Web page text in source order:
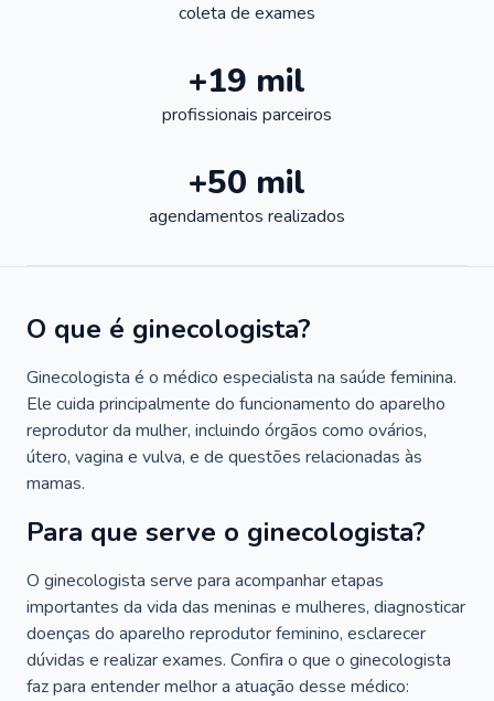
coleta de exames
+19 mil
profissionais parceiros
+50 mil
agendamentos realizados
O que é ginecologista?
Ginecologista é o médico especialista na saúde feminina.
Ele cuida principalmente do funcionamento do aparelho
reprodutor da mulher, incluindo órgãos como ovários,
útero, vagina e vulva, e de questões relacionadas às
mamas.
Para que serve o ginecologista?
O ginecologista serve para acompanhar etapas
importantes da vida das meninas e mulheres, diagnosticar
doenças do aparelho reprodutor feminino, esclarecer
dúvidas e realizar exames. Confira o que o ginecologista
faz para entender melhor a atuação desse médico: